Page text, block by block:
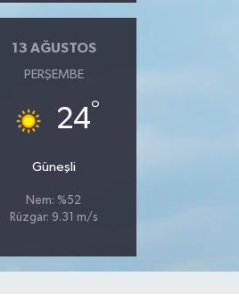
13 AĞUSTOS
PERŞEMBE
24°
Güneşli
Nem: %52
Rüzgar: 9.31 m/s